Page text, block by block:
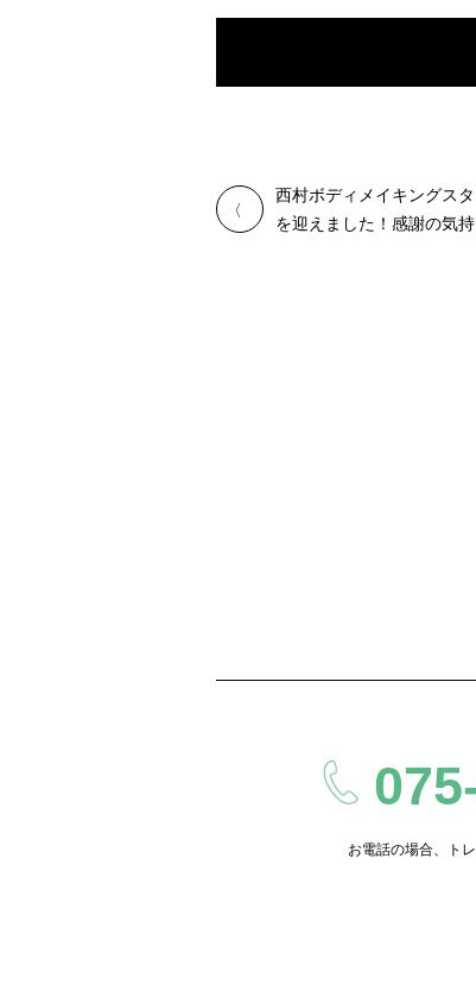
西村ボディメイキングス
を迎えました！感謝の気
お電話の場合、ト